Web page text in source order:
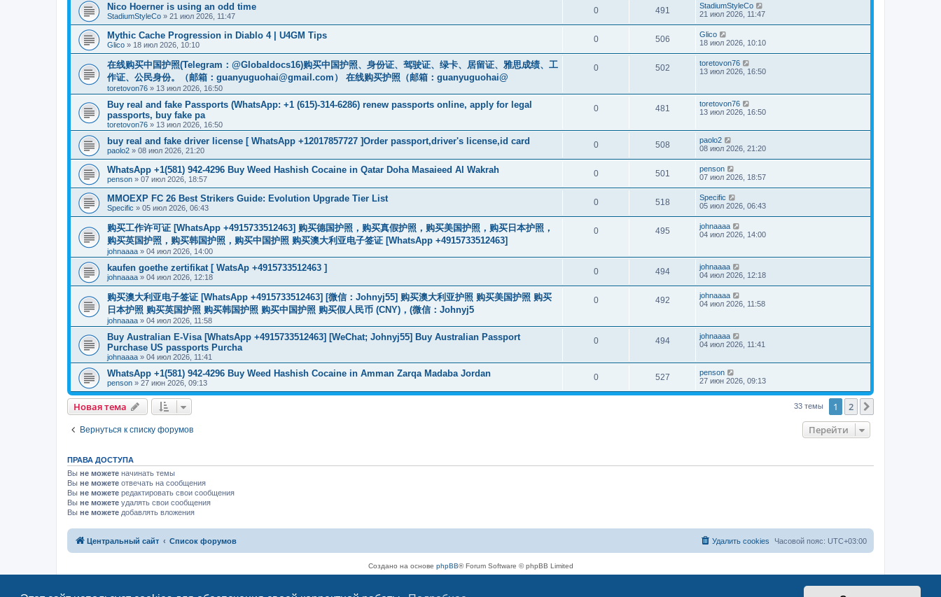
Nico Hoerner is using an odd time
StadiumStyleCo » 21 июл 2026, 11:47
0 491
StadiumStyleCo
21 июл 2026, 11:47
Mythic Cache Progression in Diablo 4 | U4GM Tips
Glico » 18 июл 2026, 10:10
0 506
Glico
18 июл 2026, 10:10
在线购买中国护照(Telegram：@Globaldocs16)购买中国护照、身份证、驾驶证、绿卡、居留证、雅思成绩、工
作证、公民身份。（邮箱： guanyuguohai@gmail.com ） 在线购买护照（邮箱：guanyuguohai@
toretovon76 » 13 июл 2026, 16:50
0 502
toretovon76
13 июл 2026, 16:50
Buy real and fake Passports (WhatsApp: +1 (615)-314-6286) renew passports online, apply for legal
passports, buy fake pa
toretovon76 » 13 июл 2026, 16:50
0 481
toretovon76
13 июл 2026, 16:50
buy real and fake driver license [ WhatsApp +12017857727 ]Order passport,driver's license,id card
paolo2 » 08 июл 2026, 21:20
0 508
paolo2
08 июл 2026, 21:20
WhatsApp +1(581) 942-4296 Buy Weed Hashish Cocaine in Qatar Doha Masaieed Al Wakrah
penson » 07 июл 2026, 18:57
0 501
penson
07 июл 2026, 18:57
MMOEXP FC 26 Best Strikers Guide: Evolution Upgrade Tier List
Specific » 05 июл 2026, 06:43
0 518
Specific
05 июл 2026, 06:43
购买工作许可证 [WhatsApp +4915733512463] 购买德国护照，购买真假护照，购买美国护照，购买日本护照，
购买英国护照，购买韩国护照，购买中国护照 购买澳大利亚电子签证 [WhatsApp +4915733512463]
johnaaaa » 04 июл 2026, 14:00
0 495
johnaaaa
04 июл 2026, 14:00
kaufen goethe zertifikat [ WatsAp +4915733512463 ]
johnaaaa » 04 июл 2026, 12:18
0 494
johnaaaa
04 июл 2026, 12:18
购买澳大利亚电子签证 [WhatsApp +4915733512463] [微信：Johnyj55] 购买澳大利亚护照 购买美国护照 购买
日本护照 购买英国护照 购买韩国护照 购买中国护照 购买假人民币 (CNY)，(微信：Johnyj5
johnaaaa » 04 июл 2026, 11:58
0 492
johnaaaa
04 июл 2026, 11:58
Buy Australian E-Visa [WhatsApp +4915733512463] [WeChat; Johnyj55] Buy Australian Passport
Purchase US passports Purcha
johnaaaa » 04 июл 2026, 11:41
0 494
johnaaaa
04 июл 2026, 11:41
WhatsApp +1(581) 942-4296 Buy Weed Hashish Cocaine in Amman Zarqa Madaba Jordan
penson » 27 июн 2026, 09:13
0 527
penson
27 июн 2026, 09:13
Новая тема 33 темы 1 2
Вернуться к списку форумов Перейти
ПРАВА ДОСТУПА
Вы не можете начинать темы
Вы не можете отвечать на сообщения
Вы не можете редактировать свои сообщения
Вы не можете удалять свои сообщения
Вы не можете добавлять вложения
Центральный сайт Список форумов Часовой пояс: UTC+03:00
Удалить cookies
Создано на основе phpBB® Forum Software © phpBB Limited